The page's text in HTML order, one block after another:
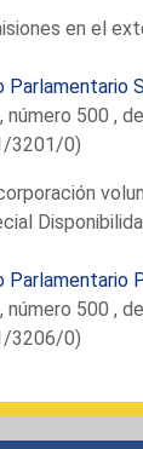
en el
Parlamentario
número 500 ,
3201/0)
Parlamentario
número 500 ,
3206/0)